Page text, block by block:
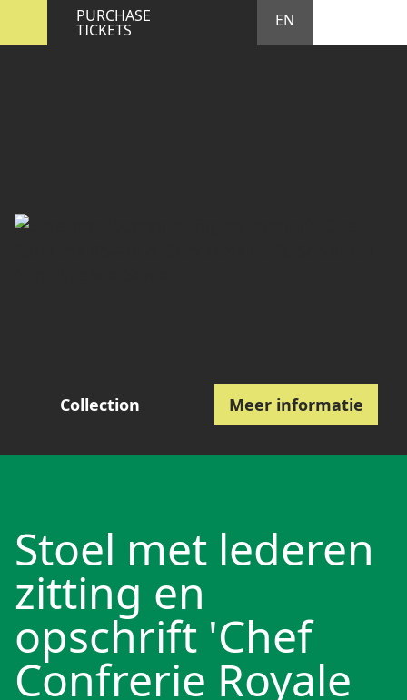
PURCHASE
TICKETS EN
Collection Meer informatie
Stoel met lederen
zitting en
opschrift 'Chef
Confrerie Royale